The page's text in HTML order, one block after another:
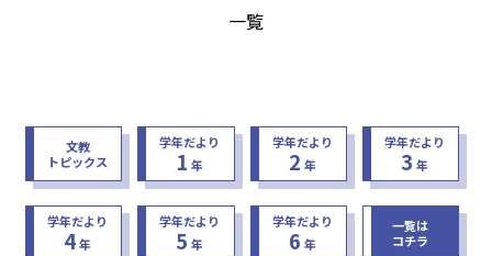
一覧
文教
トピックス
学年だより
1 年
学年だより
2 年
学年だより
3 年
学年だより
4年
学年だより
5 年
学年だより
6 年
一覧は
コチラ